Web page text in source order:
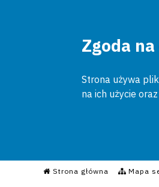
Zgoda
Strona używa
na ich użycie
Strona główna Mapa